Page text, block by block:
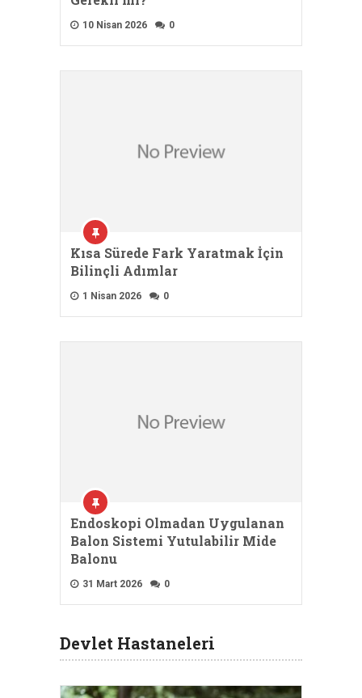
10 Nisan 2026 0
Kısa Sürede Fark Yaratmak İçin
Bilinçli Adımlar
1 Nisan 2026 0
Endoskopi Olmadan Uygulanan
Balon Sistemi Yutulabilir Mide
Balonu
31 Mart 2026 0
Devlet Hastaneleri